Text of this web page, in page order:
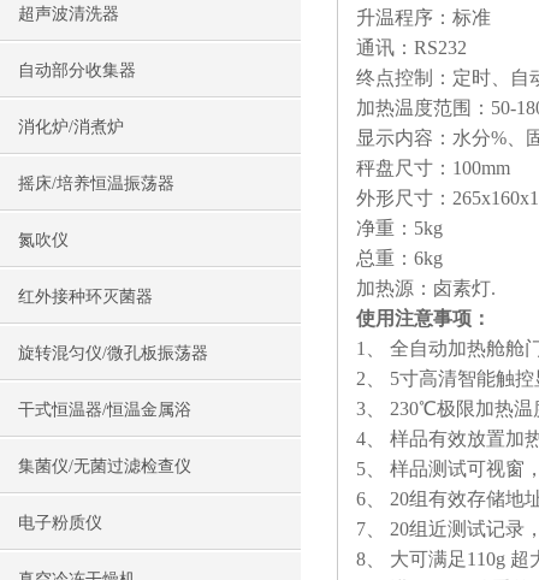
超声波清洗器
自动部分收集器
消化炉/消煮炉
摇床/培养恒温振荡器
氮吹仪
红外接种环灭菌器
旋转混匀仪/微孔板振荡器
干式恒温器/恒温金属浴
集菌仪/无菌过滤检查仪
电子粉质仪
升温程序：标准
通讯：RS232
终点控制：定时、自
加热温度范围：50-
显示内容：水分%、
秤盘尺寸：100mm
外形尺寸：
净重：5kg
总重：6kg
加热源：卤素灯.
使用注意事项：
1、 全自动加热舱舱
2、 5寸高清智能触
3、 230℃极限加热温
4、 样品有效放置加
5、 样品测试可视窗
6、 20组有效存储地
7、 20组近测试记录
8、 大可满足110g 超